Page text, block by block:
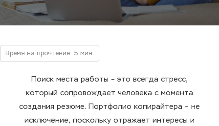
Время на прочтение: 5 мин.
Поиск места работы – это всегда стресс,
который сопровождает человека с момента
создания резюме. Портфолио копирайтера – не
исключение, поскольку отражает интересы и